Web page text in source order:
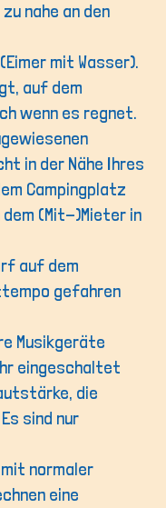
nahe an den
mit Wasser).
auf dem
wenn es regnet.
in der Nähe Ihres
Campingplatz
(Mit-)Mieter in
auf dem
gefahren
Musikgeräte
eingeschaltet
die
sind nur
mit normaler
eine